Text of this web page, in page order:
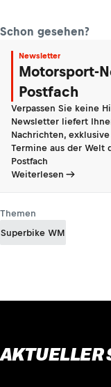
Schon gesehen?
Newsletter
Motorsport-
Postfach
Verpassen Sie keine
Newsletter liefert
Nachrichten,
Termine aus der Welt
Postfach
Weiterlesen
Themen
Superbike WM
AKTUELLER